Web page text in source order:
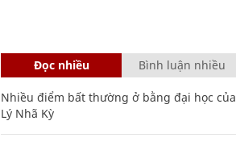
Đọc nhiều Bình luận nhiều
Nhiều điểm bất thường ở bằng đại học của
Lý Nhã Kỳ